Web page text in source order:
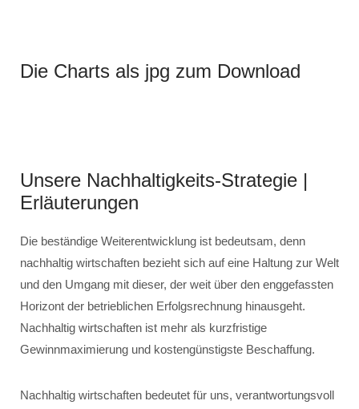
Die Charts als jpg zum Download
Unsere Nachhaltigkeits-Strategie |
Erläuterungen
Die beständige Weiterentwicklung ist bedeutsam, denn
nachhaltig wirtschaften bezieht sich auf eine Haltung zur Welt
und den Umgang mit dieser, der weit über den enggefassten
Horizont der betrieblichen Erfolgsrechnung hinausgeht.
Nachhaltig wirtschaften ist mehr als kurzfristige
Gewinnmaximierung und kostengünstigste Beschaffung.
Nachhaltig wirtschaften bedeutet für uns, verantwortungsvoll